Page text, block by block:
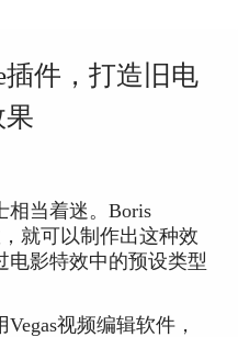
插件，打造旧电
果
相当着迷。Boris
就可以制作出这种效
电影特效中的预设类型
视频编辑软件，